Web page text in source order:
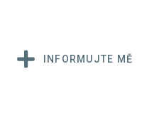
INFORMUJTE MĚ